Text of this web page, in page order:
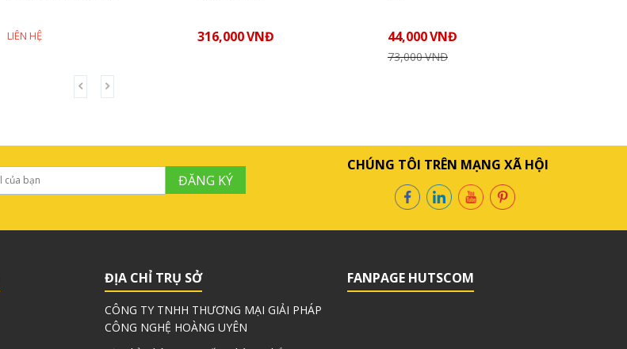
LIÊN HỆ 316,000VNĐ 44,000VNĐ
73,000VNĐ
ĐĂNG KÝ
CHÚNG TÔI TRÊN MẠNG XÃ HỘI
ĐỊA CHỈ TRỤ SỞ
CÔNG TY TNHH THƯƠNG MẠI GIẢI PHÁP
CÔNG NGHỆ HOÀNG UYÊN
FANPAGE HUTSCOM